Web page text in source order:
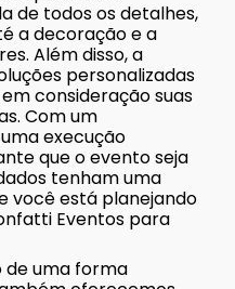
de todos os detalhes,
a decoração e a
Além disso, a
personalizadas
consideração suas
Com um
execução
que o evento seja
tenham uma
você está planejando
Eventos para
de uma forma